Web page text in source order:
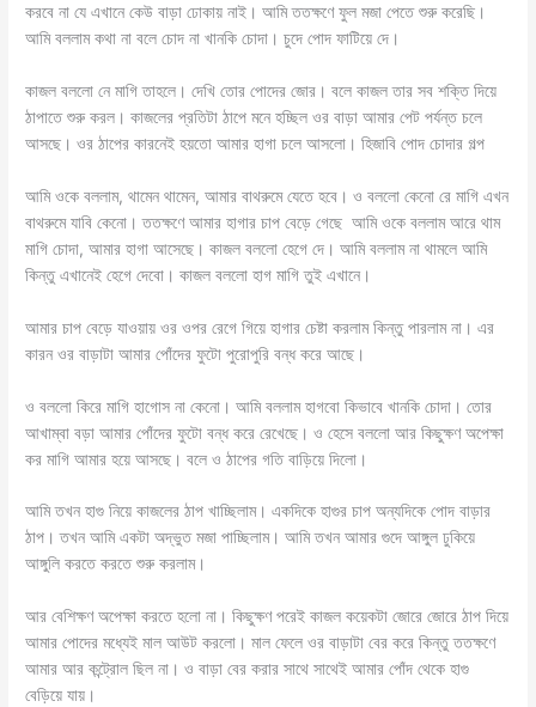
করবে না যে এখানে কেউ বাড়া ঢোকায় নাই। আমি ততক্ষণে ফুল মজা পেতে শুরু করেছি।
আমি বললাম কথা না বলে চোদ না খানকি চোদা। চুদে পোদ ফাটিয়ে দে।
কাজল বললো নে মাগি তাহলে। দেখি তোর পোদের জোর। বলে কাজল তার সব শক্তি দিয়ে
ঠাপাতে শুরু করল। কাজলের প্রতিটা ঠাপে মনে হচ্ছিল ওর বাড়া আমার পেট পর্যন্ত চলে
আসছে। ওর ঠাপের কারনেই হয়তো আমার হাগা চলে আসলো। হিজাবি পোদ চোদার গল্প
আমি ওকে বললাম, থামেন থামেন, আমার বাথরুমে যেতে হবে। ও বললো কেনো রে মাগি এখন
বাথরুমে যাবি কেনো‌। ততক্ষণে আমার হাগার চাপ বেড়ে গেছে ‌ আমি ওকে বললাম আরে থাম
মাগি চোদা, আমার হাগা আসেছে। কাজল বললো হেগে দে। আমি বললাম না থামলে আমি
কিন্তু এখানেই হেগে দেবো। কাজল বললো হাগ মাগি তুই এখানে।
আমার চাপ বেড়ে যাওয়ায় ওর ওপর রেগে গিয়ে হাগার চেষ্টা করলাম কিন্তু পারলাম না। এর
কারন ওর বাড়াটা আমার পোঁদের ফুটো পুরোপুরি বন্ধ করে আছে।
ও বললো কিরে মাগি হাগোস না কেনো। আমি বললাম হাগবো কিভাবে খানকি চোদা। তোর
আখাম্বা বড়া আমার পোঁদের ফুটো বন্ধ করে রেখেছে। ও হেসে বললো আর কিছুক্ষণ অপেক্ষা
কর মাগি আমার হয়ে আসছে। বলে ও ঠাপের গতি বাড়িয়ে দিলো।
আমি তখন হাগু নিয়ে কাজলের ঠাপ খাচ্ছিলাম। একদিকে হাগুর চাপ অন্যদিকে পোদ বাড়ার
ঠাপ। তখন আমি একটা অদ্ভুত মজা পাচ্ছিলাম। আমি তখন আমার গুদে আঙ্গুল ঢুকিয়ে
আঙ্গুলি করতে করতে শুরু করলাম।
আর বেশিক্ষণ অপেক্ষা করতে হলো না। কিছুক্ষণ পরেই কাজল কয়েকটা জোরে জোরে ঠাপ দিয়ে
আমার পোদের মধ্যেই মাল আউট করলো। মাল ফেলে ওর বাড়াটা বের করে‌ কিন্তু ততক্ষণে
আমার আর কন্ট্রোল ছিল না। ও বাড়া বের করার সাথে সাথেই আমার পোঁদ থেকে হাগু
বেড়িয়ে যায়।